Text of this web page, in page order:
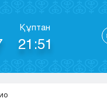
Құптан
21:51